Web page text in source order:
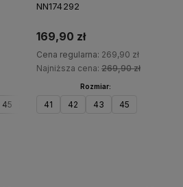
45
NN174292
169,90 zł
Cena regularna: 269,90 zł
Najniższa cena: 269,90 zł
Rozmiar:
41 42 43 45